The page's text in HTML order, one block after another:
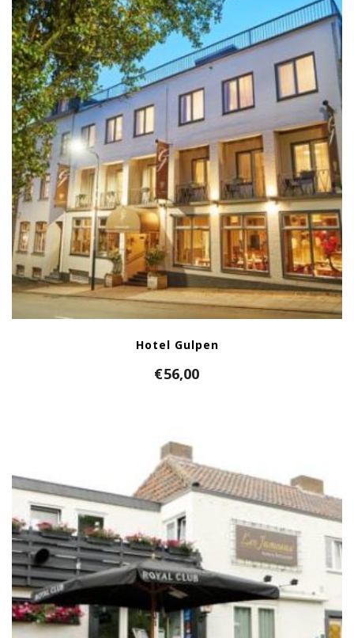
Hotel Gulpen
€56,00